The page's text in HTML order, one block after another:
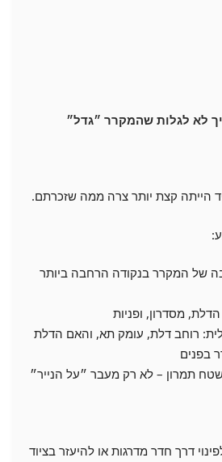
לא לגלות שהמקרר ״גדל״
הייתה קצת יותר צרה ממה שזכרתם.
של המקרר בנקודה הרחבה ביותר
מסדרון, ופניות
רוחב דלת, עומק תא, והאם הדלת
בפנים
תמרון – לא רק מעבר ״על הנייר״
דרך חדר מדרגות או להיעזר בציוד